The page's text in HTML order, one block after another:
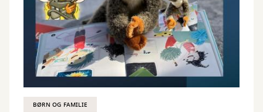
BØRN OG FAMILIE